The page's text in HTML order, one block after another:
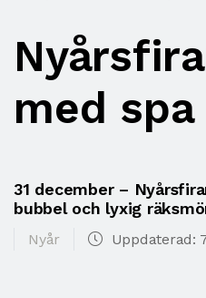
med spa
31 december –
bubbel och lyxig
Nyår Uppdaterad: